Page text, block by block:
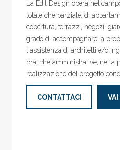
La Edil Design opera nel
totale che parziale: di
copertura, terrazzi, negozi,
grado di accompagnare la
l'assistenza di architetti e/o
pratiche amministrative, nella
realizzazione del progetto
CONTATTACI